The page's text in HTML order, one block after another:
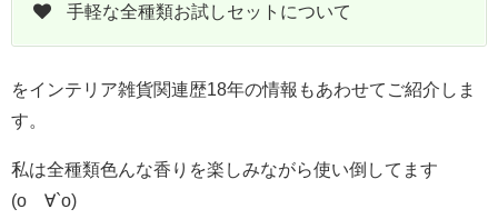
手軽な全種類お試しセットについて
をインテリア雑貨関連歴18年の情報もあわせてご紹介しま
す。
私は全種類色んな香りを楽しみながら使い倒してます
(о´∀`о)